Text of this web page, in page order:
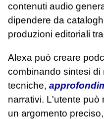
contenuti audio
dipendere da
produzioni editoriali
Alexa può creare
combinando sintesi di
tecniche,
narrativi. L'utente può
un argomento